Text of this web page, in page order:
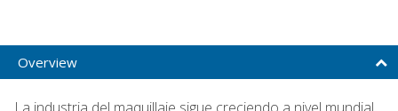
Overview